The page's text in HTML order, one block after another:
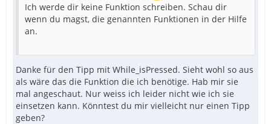
Ich werde dir keine Funktion schreiben. Schau dir
wenn du magst, die genannten Funktionen in der Hilfe
an.
Danke für den Tipp mit While_isPressed. Sieht wohl so aus
als wäre das die Funktion die ich benötige. Hab mir sie
mal angeschaut. Nur weiss ich leider nicht wie ich sie
einsetzen kann. Könntest du mir vielleicht nur einen Tipp
geben?